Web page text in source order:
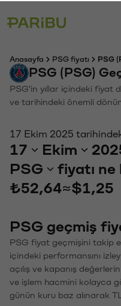
Anasayfa PSG fiyatı PSG
PSG (PSG)
PSG'in yıllar içindeki fiyat
ve tarihindeki önemli
17 Ekim 2025
17 Ekim
PSG
fiyatı ne
₺52,64≈$1,25
PSG geçmiş
PSG fiyat geçmişini takip
içindeki performansını
açılış ve kapanış
ve işlem hacmini kolayca
günün kuru baz alınarak